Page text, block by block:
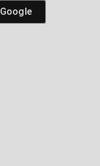
Google